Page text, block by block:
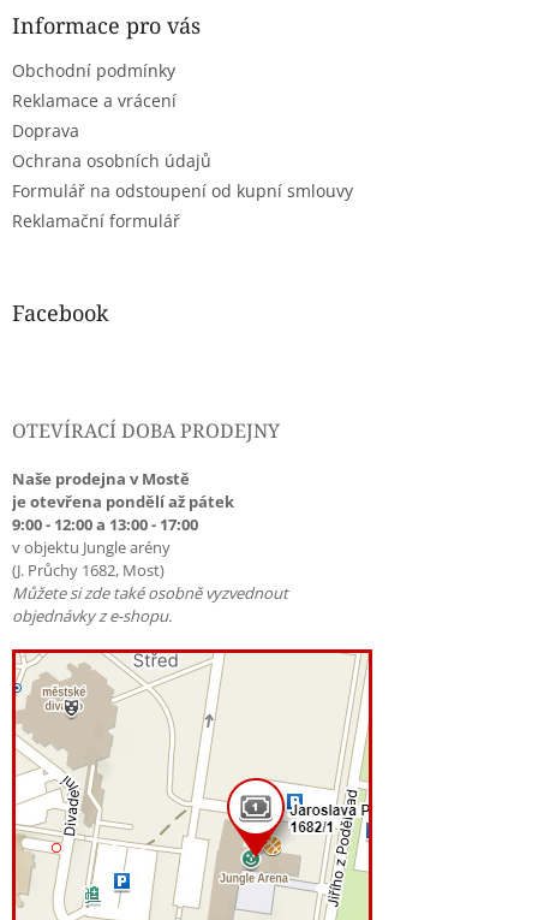
Informace pro vás
Obchodní podmínky
Reklamace a vrácení
Doprava
Ochrana osobních údajů
Formulář na odstoupení od kupní smlouvy
Reklamační formulář
Facebook
OTEVÍRACÍ DOBA PRODEJNY
Naše prodejna v Mostě
je otevřena pondělí až pátek
9:00 - 12:00 a 13:00 - 17:00
v objektu Jungle arény
(J. Průchy 1682, Most)
Můžete si zde také osobně vyzvednout
objednávky z e-shopu.